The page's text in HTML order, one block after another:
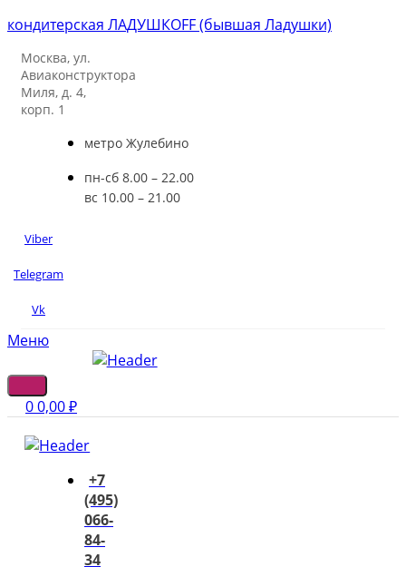
кондитерская ЛАДУШКOFF (бывшая Ладушки)
Москва, ул.
Авиаконструктора
Миля, д. 4,
корп. 1
метро Жулебино
пн-сб 8.00 – 22.00
вс 10.00 – 21.00
Viber
Telegram
Vk
Меню
00,00₽
+7
(495)
066-
84-
34